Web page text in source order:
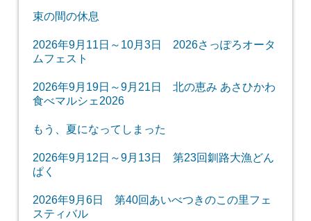
束の間の休息
2026年9月11日～10月3日 2026さっぽろオータ
ムフェスト
2026年9月19日～9月21日 北の恵み あさひかわ
食べマルシェ2026
もう、夏になってしまった
2026年9月12日～9月13日 第23回釧路大漁どん
ぱく
2026年9月6日 第40回あいべつきのこの里フェ
スティバル